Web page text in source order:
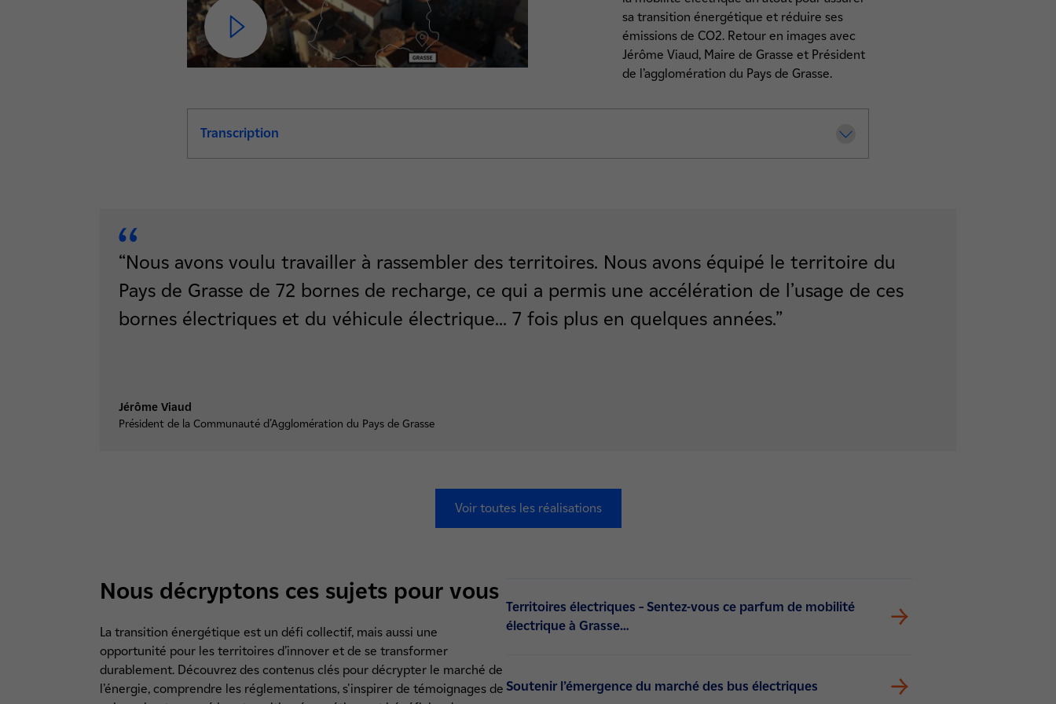
sa transition énergétique et réduire ses
émissions de CO2. Retour en images avec
Jérôme Viaud, Maire de Grasse et Président
de l’agglomération du Pays de Grasse.
Transcription
“Nous avons voulu travailler à rassembler des territoires. Nous avons équipé le territoire du
Pays de Grasse de 72 bornes de recharge, ce qui a permis une accélération de l’usage de ces
bornes électriques et du véhicule électrique... 7 fois plus en quelques années.”
Jérôme Viaud
Président de la Communauté d’Agglomération du Pays de Grasse
Voir toutes les réalisations
Nous décryptons ces sujets pour vous
La transition énergétique est un défi collectif, mais aussi une
opportunité pour les territoires d’innover et de se transformer
durablement. Découvrez des contenus clés pour décrypter le marché de
l’énergie, comprendre les réglementations, s'inspirer de témoignages de
Territoires électriques – Sentez-vous ce parfum de mobilité
électrique à Grasse…
Soutenir l’émergence du marché des bus électriques